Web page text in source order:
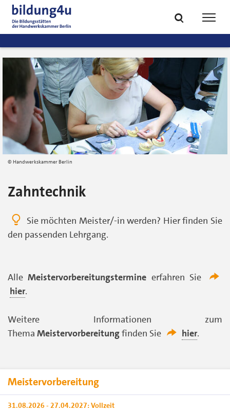
zum
Inhalt
springen
Fußzeile
springen
Suche
Handwerkskammer Berlin
Zahntechnik
Sie möchten Meister/-in werden? Hier finden Sie
den passenden Lehrgang.
AlleMeistervorbereitungstermine erfahren Sie
hier.
Weitere Informationen zum
Thema Meistervorbereitungfinden Sie hier.
Meistervorbereitung
31.08.2026 - 27.04.2027: Vollzeit